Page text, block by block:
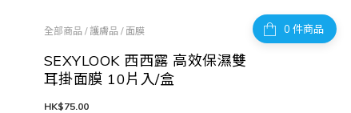
件商品
全部商品 / 護膚品 / 面膜
SEXYLOOK 西西露 高效保濕雙
耳掛面膜 10片入/盒
HK$75.00